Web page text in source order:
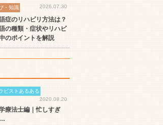
・知識 2026.07.30
症のリハビリ方法は？
の種類・症状やリハビ
のポイントを解説
ピストあるある
2020.08.20
療法士編｜忙しすぎ